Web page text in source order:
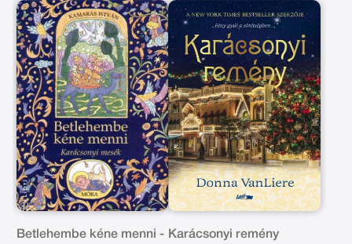
Betlehembe kéne menni - Karácsonyi remény